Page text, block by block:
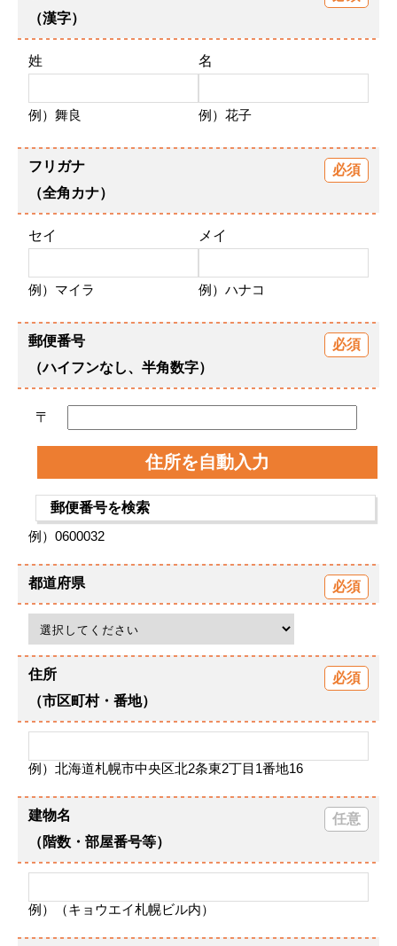
（漢字）
姓
例）舞良
名
例）花子
フリガナ
（全角カナ）
セイ
例）マイラ
メイ
例）ハナコ
郵便番号
（ハイフンなし、半角数字）
〒
住所を自動入力
郵便番号を検索
例）0600032
都道府県
住所
（市区町村・番地）
例）北海道札幌市中央区北2条東2丁目1番地16
建物名
（階数・部屋番号等）
例）（キョウエイ札幌ビル内）